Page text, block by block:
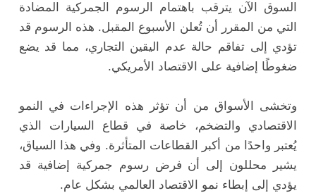
السوق الآن يترقب باهتمام الرسوم الجمركية المضادة
التي من المقرر أن تُعلن الأسبوع المقبل. هذه الرسوم قد
تؤدي إلى تفاقم حالة عدم اليقين التجاري، مما قد يضع
ضغوطًا إضافية على الاقتصاد الأمريكي.
وتخشى الأسواق من أن تؤثر هذه الإجراءات في النمو
الاقتصادي والتضخم، خاصة في قطاع السيارات الذي
يُعتبر واحدًا من أكبر القطاعات المتأثرة. وفي هذا السياق،
يشير محللون إلى أن فرض رسوم جمركية إضافية قد
يؤدي إلى إبطاء نمو الاقتصاد العالمي بشكل عام.